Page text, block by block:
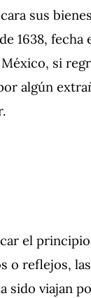
sus
1638,
si
algún
el
o reflejos,
sido viajan